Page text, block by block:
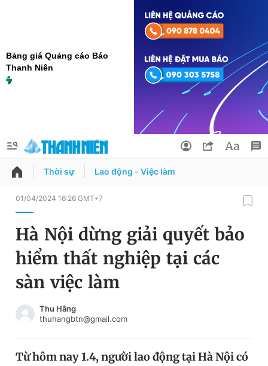
Bảng giá Quảng cáo Báo
Thanh Niên
QUẢNG CÁO ĐẶT BÁO
Chuyên mục
Chuyên mục khác
Chào ngày mới
Đổi mật khẩu
Tin đã lưu
Tin đã xem
Đăng xuất
Thời sự Lao động - Việc làm
01/04/2024 16:26 GMT+7
Hà Nội dừng giải quyết bảo
hiểm thất nghiệp tại các
sàn việc làm
Thu Hằng
thuhangbtn@gmail.com
Từ hôm nay 1.4, người lao động tại Hà Nội có